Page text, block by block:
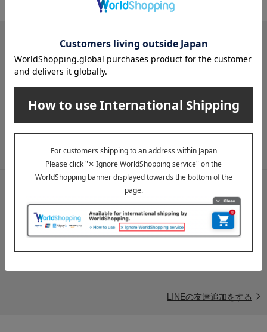
メールマガジン
送料無料クーポンやキャンペーン、新着・SALE・おすすめ商品な
ど、「高島屋オンラインストア」のお得＆うれしい情報をお届けい
たします。
メールマガジンについて詳しく見る
LINE公式アカウント
LINEの友達追加をする